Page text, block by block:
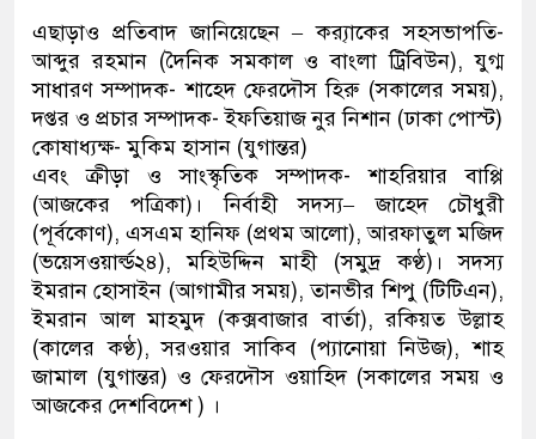
এছাড়াও প্রতিবাদ জানিয়েছেন – ক্র‍্যাকের সহসভাপতি-
আব্দুর রহমান (দৈনিক সমকাল ও বাংলা ট্রিবিউন), যুগ্ম
সাধারণ সম্পাদক- শাহেদ ফেরদৌস হিরু (সকালের সময়),
দপ্তর ও প্রচার সম্পাদক- ইফতিয়াজ নুর নিশান (ঢাকা পোস্ট)
কোষাধ্যক্ষ- মুকিম হাসান (যুগান্তর)
এবং ক্রীড়া ও সাংস্কৃতিক সম্পাদক- শাহরিয়ার বাপ্পি
(আজকের পত্রিকা)। নির্বাহী সদস্য– জাহেদ চৌধুরী
(পূর্বকোণ), এসএম হানিফ (প্রথম আলো), আরফাতুল মজিদ
(ভয়েসওয়ার্ল্ড২৪), মহিউদ্দিন মাহী (সমুদ্র কণ্ঠ)। সদস্য
ইমরান হোসাইন (আগামীর সময়), তানভীর শিপু (টিটিএন),
ইমরান আল মাহমুদ (কক্সবাজার বার্তা), রকিয়ত উল্লাহ
(কালের কণ্ঠ), সরওয়ার সাকিব (প্যানোয়া নিউজ), শাহ
জামাল (যুগান্তর) ও ফেরদৌস ওয়াহিদ (সকালের সময় ও
আজকের দেশবিদেশ ) ।